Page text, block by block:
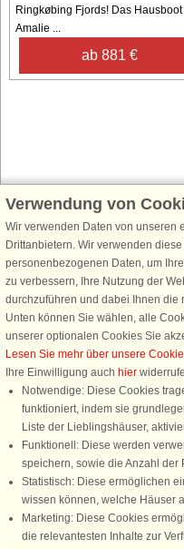
Ringkøbing Fjords! Das Hausboot
Amalie ...
ab 881 €
Schließen Sie sich 100.000
Erhalten Sie einen
Ferienhausurlaub - melden Sie
an. Verpassen Sie nie wieder
Urlaubstipps!
Verwendung von
Wir verwenden Daten von unseren
Drittanbietern. Wir verwenden
personenbezogenen Daten, um
zu verbessern, Ihre Nutzung der
durchzuführen und dabei Ihnen
Unten können Sie wählen, alle
unserer optionalen Cookies Sie
Lesen Sie mehr über unsere
Ihre Einwilligung auch hier
Notwendige: Diese Cookies
funktioniert, indem sie
Liste der Lieblingshäuser,
Funktionell: Diese werden
speichern, sowie die Anzahl der
Statistisch: Diese ermöglichen
wissen können, welche Häuser
Marketing: Diese Cookies
die relevantesten Inhalte zur